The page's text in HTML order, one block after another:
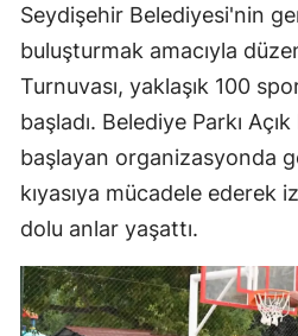
Seydişehir Belediyesi'nin
buluşturmak amacıyla
Turnuvası, yaklaşık 100
başladı. Belediye Parkı
başlayan organizasyonda
kıyasıya mücadele ederek
dolu anlar yaşattı.